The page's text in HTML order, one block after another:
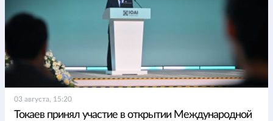
03 августа, 15:20
Токаев принял участие в открытии Международной